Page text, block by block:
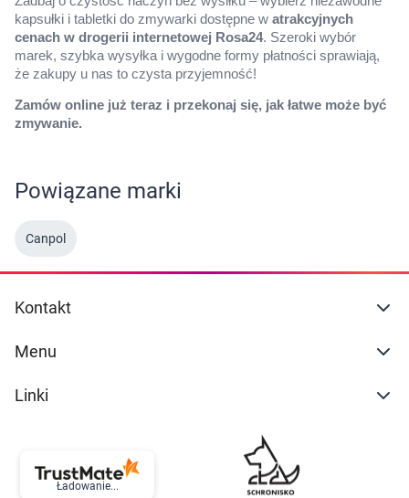
kapsułki i tabletki do zmywarki dostępne w atrakcyjnych
cenach w drogerii internetowej Rosa24. Szeroki wybór
marek, szybka wysyłka i wygodne formy płatności sprawiają,
że zakupy u nas to czysta przyjemność!
Zamów online już teraz i przekonaj się, jak łatwe może być
zmywanie.
Powiązane marki
Canpol
Kontakt
Menu
Linki
Ładowanie...